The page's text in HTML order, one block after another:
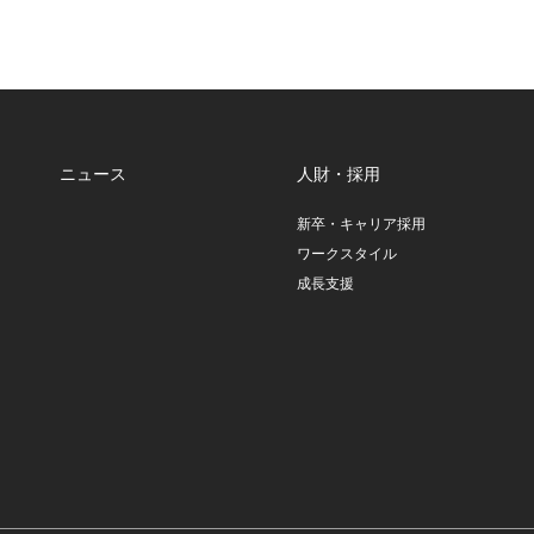
ニュース 人財・採用
新卒・キャリア採用
ワークスタイル
成長支援